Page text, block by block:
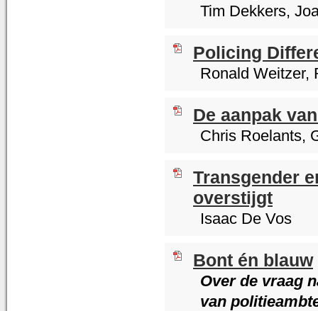
Tim Dekkers,
Policing
Ronald Weitzer,
De aanpak
Chris Roelants,
Transgender
overstijgt
Isaac De Vos
Bont én blauw
Over de vraag
van